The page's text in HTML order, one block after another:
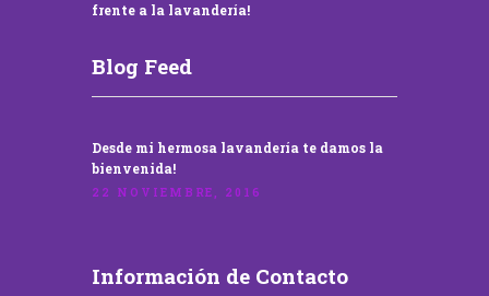
frente a la lavandería!
Blog Feed
Desde mi hermosa lavandería te damos la
bienvenida!
22 NOVIEMBRE, 2016
Información de Contacto